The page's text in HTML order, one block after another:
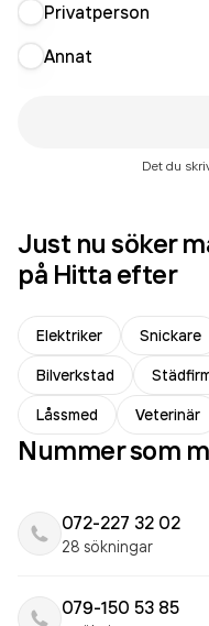
Privatperson
Annat
Det du
Just nu söker
på Hitta efter
Elektriker Snickare
Bilverkstad
Låssmed
Veterinär
Nummer som
072-227 32 02
28 sökningar
079-150 53 85